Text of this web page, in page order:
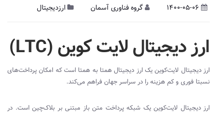
1400-05-06 گروه فناوری آسمان ارزدیجیتال
ارز دیجیتاللایت کوین (LTC
)
ارز دیجیتال لایت‌کوین یک ارز دیجیتال همتا به همتا است که امکان پرداخت‌های
نسبتا فوری و کم هزینه را در سراسر جهان فراهم می‌کند.
ارز دیجیتال لایت‌کوین یک شبکه پرداخت متن باز مبتنی بر بلاک‌چین است. در